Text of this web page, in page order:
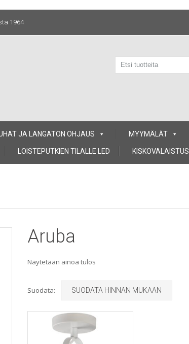
1964
JA LANGATON OHJAUS MYYMÄLÄT
LOISTEPUTKIEN TILALLE LED KISKOVALAISTUS
Aruba
Näytetään ainoa tulos
Suodata: SUODATA HINNAN MUKAAN